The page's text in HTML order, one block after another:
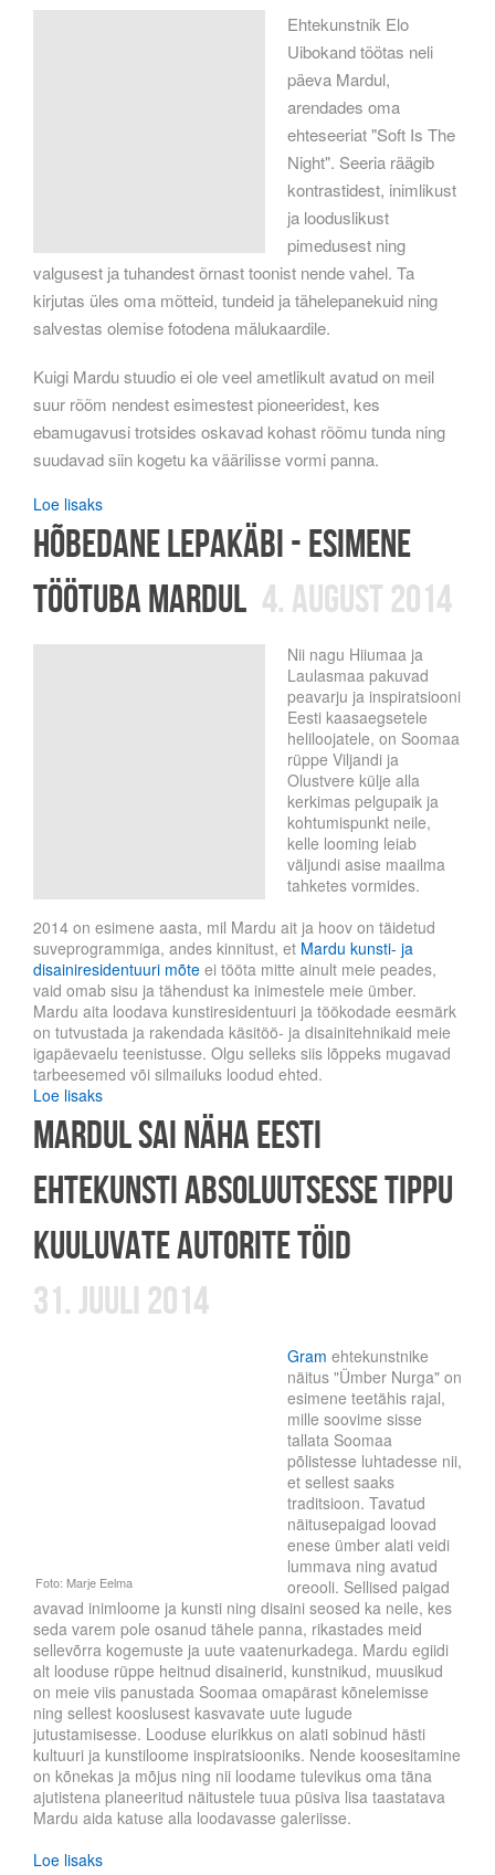
Ehtekunstnik Elo
Uibokand töötas neli
päeva Mardul,
arendades oma
ehteseeriat "Soft Is The
Night". Seeria räägib
kontrastidest, inimlikust
ja looduslikust
pimedusest ning
valgusest ja tuhandest õrnast toonist nende vahel. Ta
kirjutas üles oma mõtteid, tundeid ja tähelepanekuid ning
salvestas olemise fotodena mälukaardile.
Kuigi Mardu stuudio ei ole veel ametlikult avatud on meil
suur rõõm nendest esimestest pioneeridest, kes
ebamugavusi trotsides oskavad kohast rõõmu tunda ning
suudavad siin kogetu ka väärilisse vormi panna.
Loe lisaks
Hõbedane lepakäbi - esimene
töötuba Mardul 4. august 2014
Nii nagu Hiiumaa ja
Laulasmaa pakuvad
peavarju ja inspiratsiooni
Eesti kaasaegsetele
heliloojatele, on Soomaa
rüppe Viljandi ja
Olustvere külje alla
kerkimas pelgupaik ja
kohtumispunkt neile,
kelle looming leiab
väljundi asise maailma
tahketes vormides.
2014 on esimene aasta, mil Mardu ait ja hoov on täidetud
suveprogrammiga, andes kinnitust, et Mardu kunsti- ja
disainiresidentuuri mõte ei tööta mitte ainult meie peades,
vaid omab sisu ja tähendust ka inimestele meie ümber.
Mardu aita loodava kunstiresidentuuri ja töökodade eesmärk
on tutvustada ja rakendada käsitöö- ja disainitehnikaid meie
igapäevaelu teenistusse. Olgu selleks siis lõppeks mugavad
tarbeesemed või silmailuks loodud ehted.
Loe lisaks
Mardul sai näha Eesti
ehtekunsti absoluutsesse tippu
kuuluvate autorite töid
31. juuli 2014
Gram ehtekunstnike
näitus "Ümber Nurga" on
esimene teetähis rajal,
mille soovime sisse
tallata Soomaa
põlistesse luhtadesse nii,
et sellest saaks
traditsioon. Tavatud
näitusepaigad loovad
enese ümber alati veidi
lummava ning avatud
oreooli. Sellised paigad
avavad inimloome ja kunsti ning disaini seosed ka neile, kes
seda varem pole osanud tähele panna, rikastades meid
sellevõrra kogemuste ja uute vaatenurkadega. Mardu egiidi
alt looduse rüppe heitnud disainerid, kunstnikud, muusikud
on meie viis panustada Soomaa omapärast kõnelemisse
ning sellest kooslusest kasvavate uute lugude
jutustamisesse. Looduse elurikkus on alati sobinud hästi
kultuuri ja kunstiloome inspiratsiooniks. Nende koosesitamine
on kõnekas ja mõjus ning nii loodame tulevikus oma täna
ajutistena planeeritud näitustele tuua püsiva lisa taastatava
Mardu aida katuse alla loodavasse galeriisse.
Loe lisaks